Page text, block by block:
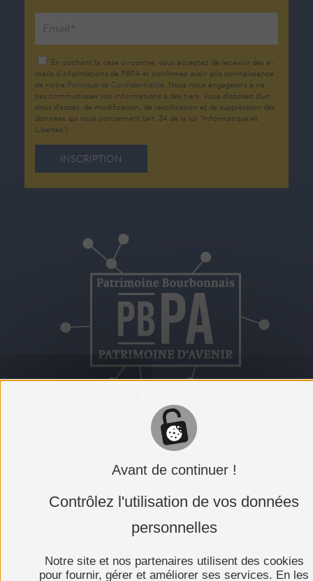
En cochant la case ci-contre, vous acceptez de recevoir des e-
mails d’informations de PBPA et confirmez avoir pris connaissance
de notre Politique de Confidentialité. Nous nous engageons à ne
pas communiquer vos informations à des tiers. Vous disposez d'un
droit d'accès, de modification, de rectification et de suppression des
données qui vous concernent (art. 34 de la loi "Informatique et
Libertés").
L'ASSOCIATION
ADHÉRER AU PBPA
PRESSE
Avant de continuer !
Contrôlez l'utilisation de vos données
personnelles
Notre site et nos partenaires utilisent des cookies
pour fournir, gérer et améliorer ses services. En les